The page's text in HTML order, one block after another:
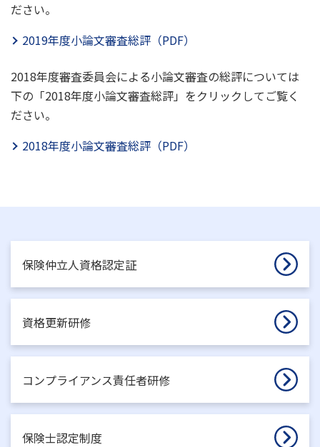
ださい。
2019年度小論文審査総評（PDF）
2018年度審査委員会による小論文審査の総評については
下の「2018年度小論文審査総評」をクリックしてご覧く
ださい。
2018年度小論文審査総評（PDF）
保険仲立人資格認定証
資格更新研修
コンプライアンス責任者研修
保険士認定制度